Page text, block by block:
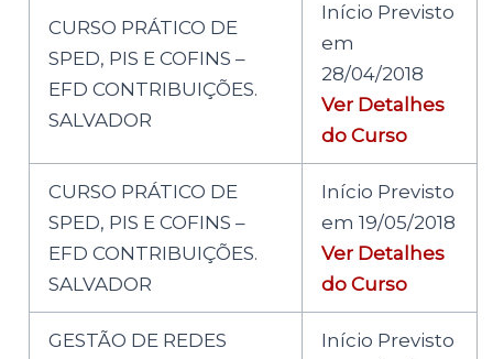
CURSO PRÁTICO DE
SPED, PIS E COFINS –
EFD CONTRIBUIÇÕES.
SALVADOR
Início Previsto
em
28/04/2018
Ver Detalhes
do Curso
CURSO PRÁTICO DE
SPED, PIS E COFINS –
EFD CONTRIBUIÇÕES.
SALVADOR
Início Previsto
em 19/05/2018
Ver Detalhes
do Curso
GESTÃO DE REDES
Início Previsto